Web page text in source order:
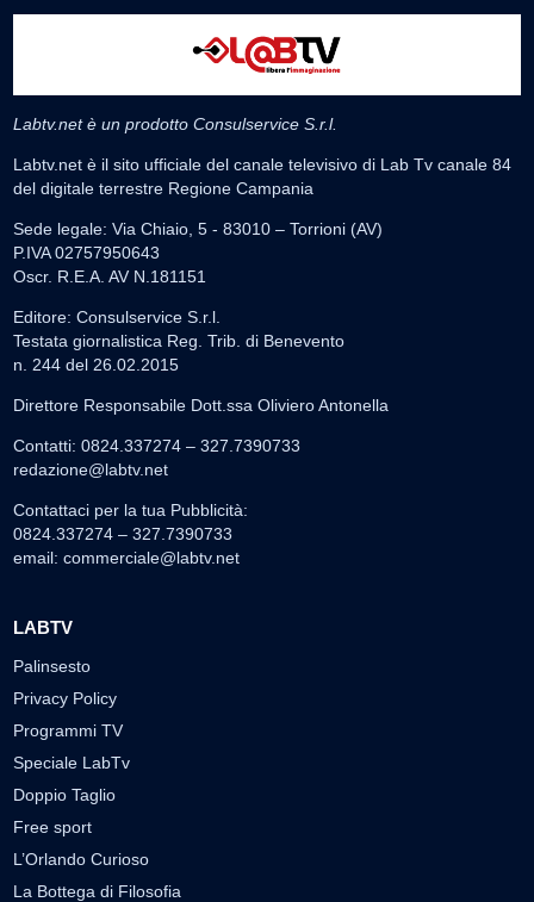
Labtv.net è un prodotto Consulservice S.r.l.
Labtv.net è il sito ufficiale del canale televisivo di Lab Tv canale 84
del digitale terrestre Regione Campania
Sede legale: Via Chiaio, 5 - 83010 – Torrioni (AV)
P.IVA 02757950643
Oscr. R.E.A. AV N.181151
Editore: Consulservice S.r.l.
Testata giornalistica Reg. Trib. di Benevento
n. 244 del 26.02.2015
Direttore Responsabile Dott.ssa Oliviero Antonella
Contatti: 0824.337274 – 327.7390733
redazione@labtv.net
Contattaci per la tua Pubblicità:
0824.337274 – 327.7390733
email: commerciale@labtv.net
LABTV
Palinsesto
Privacy Policy
Programmi TV
Speciale LabTv
Doppio Taglio
Free sport
L’Orlando Curioso
La Bottega di Filosofia